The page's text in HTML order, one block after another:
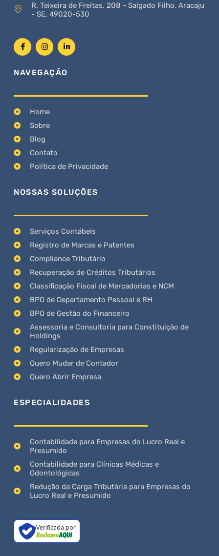
R. Teixeira de Freitas, 208 - Salgado Filho, Aracaju
- SE, 49020-530
NAVEGAÇÃO
Home
Sobre
Blog
Contato
Política de Privacidade
NOSSAS SOLUÇÕES
Serviços Contábeis
Registro de Marcas e Patentes
Compliance Tributário
Recuperação de Créditos Tributários
Classificação Fiscal de Mercadorias e NCM
BPO de Departamento Pessoal e RH
BPO de Gestão do Financeiro
Assessoria e Consultoria para Constituição de
Holdings
Regularização de Empresas
Quero Mudar de Contador
Quero Abrir Empresa
ESPECIALIDADES
Contabilidade para Empresas do Lucro Real e
Presumido
Contabilidade para Clínicas Médicas e
Odontológicas
Redução da Carga Tributária para Empresas do
Lucro Real e Presumido
Verificada por